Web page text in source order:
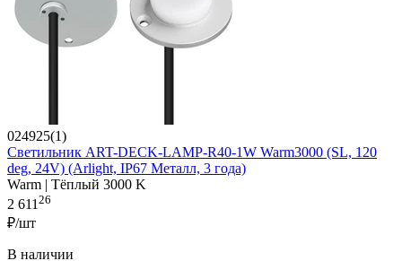
024925(1)
Светильник ART-DECK-LAMP-R40-1W Warm3000 (SL, 120
deg, 24V) (Arlight, IP67 Металл, 3 года)
Warm | Тёплый 3000 K
2 611 26
₽/шт
В наличии